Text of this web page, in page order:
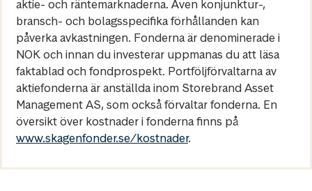
aktie- och räntemarknaderna. Även konjunktur-,
bransch- och bolagsspecifika förhållanden kan
påverka avkastningen. Fonderna är denominerade i
NOK och innan du investerar uppmanas du att läsa
faktablad och fondprospekt. Portföljförvaltarna av
aktiefonderna är anställda inom Storebrand Asset
Management AS, som också förvaltar fonderna. En
översikt över kostnader i fonderna finns på
www.skagenfonder.se/kostnader.